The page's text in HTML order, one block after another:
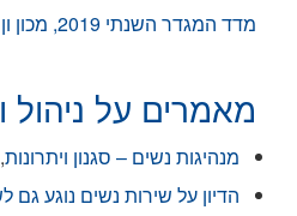
מדד המגדר השנתי 2019, מכון ון ליר
מאמרים על ניהול
מנהיגות נשים – סגנון ויתרונות
הדיון על שירות נשים נוגע גם